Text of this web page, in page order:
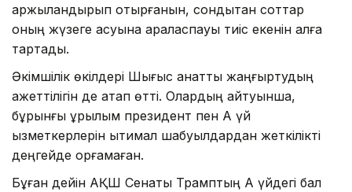
қаржыландырып отырғанын, сондықтан соттар
оның жүзеге асуына араласпауы тиіс екенін алға
тартады.
Әкімшілік өкілдері Шығыс қанатты жаңғыртудың
қажеттілігін де атап өтті. Олардың айтуынша,
бұрынғы құрылым президент пен Ақ үй
қызметкерлерін ықтимал шабуылдардан жеткілікті
деңгейде қорғамаған.
Бұған дейін АҚШ Сенаты Трамптың Ақ үйдегі бал